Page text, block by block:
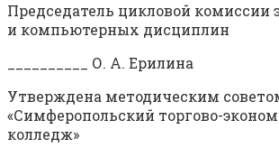
Председатель цикловой комиссии
и компьютерных дисциплин
__________ О. А. Ерилина
Утверждена методическим
«Симферопольский торгово-
колледж»